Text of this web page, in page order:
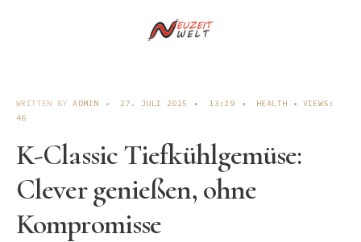
WRITTEN BYADMIN • 27. JULI 2025 • 13:29 • HEALTH • VIEWS:
46
K-Classic Tiefkühlgemüse:
Clever genießen, ohne
Kompromisse